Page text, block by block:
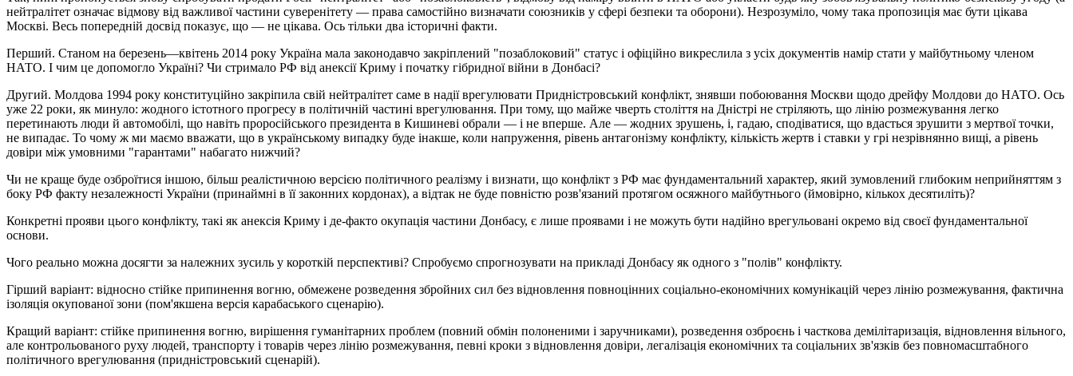
нейтралітет означає відмову від важливої частини суверенітету — права самостійно визначати союзників у сфері безпеки та оборони). Незрозуміло, чому така пропозиція має бути цікава
Москві. Весь попередній досвід показує, що — не цікава. Ось тільки два історичні факти.
Перший. Станом на березень—квітень 2014 року Україна мала законодавчо закріплений "позаблоковий" статус і офіційно викреслила з усіх документів намір стати у майбутньому членом
НАТО. І чим це допомогло Україні? Чи стримало РФ від анексії Криму і початку гібридної війни в Донбасі?
Другий. Молдова 1994 року конституційно закріпила свій нейтралітет саме в надії врегулювати Придністровський конфлікт, знявши побоювання Москви щодо дрейфу Молдови до НАТО. Ось
уже 22 роки, як минуло: жодного істотного прогресу в політичній частині врегулювання. При тому, що майже чверть століття на Дністрі не стріляють, що лінію розмежування легко
перетинають люди й автомобілі, що навіть проросійського президента в Кишиневі обрали — і не вперше. Але — жодних зрушень, і, гадаю, сподіватися, що вдасться зрушити з мертвої точки,
не випадає. То чому ж ми маємо вважати, що в українському випадку буде інакше, коли напруження, рівень антагонізму конфлікту, кількість жертв і ставки у грі незрівнянно вищі, а рівень
довіри між умовними "гарантами" набагато нижчий?
Чи не краще буде озброїтися іншою, більш реалістичною версією політичного реалізму і визнати, що конфлікт з РФ має фундаментальний характер, який зумовлений глибоким неприйняттям з
боку РФ факту незалежності України (принаймні в її законних кордонах), а відтак не буде повністю розв'язаний протягом осяжного майбутнього (ймовірно, кількох десятиліть)?
Конкретні прояви цього конфлікту, такі як анексія Криму і де-факто окупація частини Донбасу, є лише проявами і не можуть бути надійно врегульовані окремо від своєї фундаментальної
основи.
Чого реально можна досягти за належних зусиль у короткій перспективі? Спробуємо спрогнозувати на прикладі Донбасу як одного з "полів" конфлікту.
Гірший варіант: відносно стійке припинення вогню, обмежене розведення збройних сил без відновлення повноцінних соціально-економічних комунікацій через лінію розмежування, фактична
ізоляція окупованої зони (пом'якшена версія карабаського сценарію).
Кращий варіант: стійке припинення вогню, вирішення гуманітарних проблем (повний обмін полоненими і заручниками), розведення озброєнь і часткова демілітаризація, відновлення вільного,
але контрольованого руху людей, транспорту і товарів через лінію розмежування, певні кроки з відновлення довіри, легалізація економічних та соціальних зв'язків без повномасштабного
політичного врегулювання (придністровський сценарій).